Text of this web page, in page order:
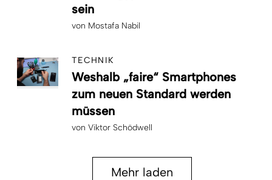
sein
von Mostafa Nabil
TECHNIK
Weshalb „faire“ Smartphones
zum neuen Standard werden
müssen
von Viktor Schödwell
Mehr laden